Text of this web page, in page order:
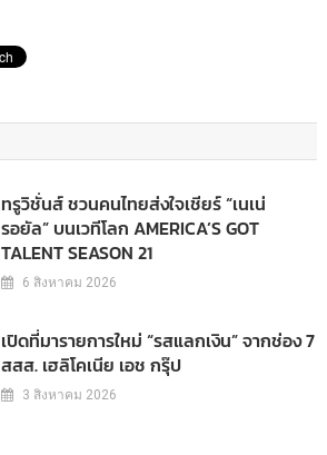
ทรูวิชั่นส์ ชวนคนไทยส่งใจเชียร์ “เนเน่
รอยัล” บนเวทีโลก AMERICA’S GOT
TALENT SEASON 21
6 สิงหาคม 2026
เปิดที่มารายการใหม่ “รสแลกเงิน” จากช่อง 7
สสส. เฮลิโคเนีย เอช กรุ๊ป
3 สิงหาคม 2026